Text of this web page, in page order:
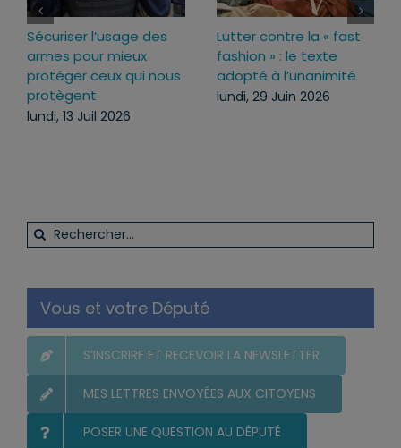
des
qui nous
Lutter contre la « fast
fashion » : le texte
adopté à l’unanimité
lundi, 29 Juin 2026
Loi d’urgence
pourquoi j’ai
ce texte
mercredi, 22 Juil
Rechercher:
Vous et votre Député
S’INSCRIRE ET RECEVOIR LA NEWSLETTER
MES LETTRES ENVOYÉES AUX CITOYENS
POSER UNE QUESTION AU DÉPUTÉ